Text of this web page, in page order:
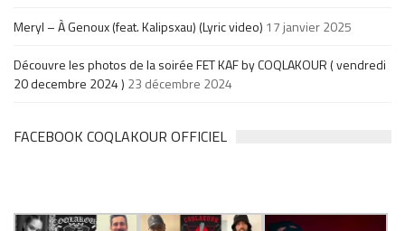
Meryl – À Genoux (feat. Kalipsxau) (Lyric video) 17 janvier 2025
Découvre les photos de la soirée FET KAF by COQLAKOUR ( vendredi
20 decembre 2024 ) 23 décembre 2024
FACEBOOK COQLAKOUR OFFICIEL